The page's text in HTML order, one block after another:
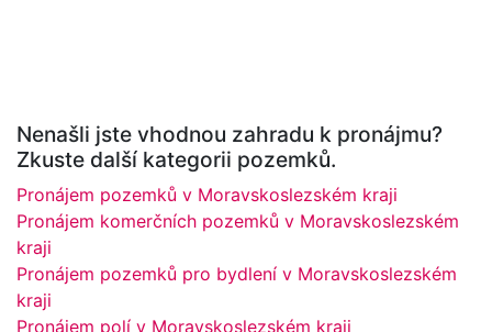
Nenašli jste vhodnou zahradu k pronájmu?
Zkuste další kategorii pozemků.
Pronájem pozemků v Moravskoslezském kraji
Pronájem komerčních pozemků v Moravskoslezském
kraji
Pronájem pozemků pro bydlení v Moravskoslezském
kraji
Pronájem polí v Moravskoslezském kraji